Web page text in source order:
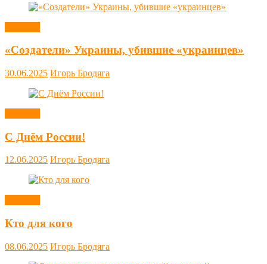
«Создатели» Украины, убившие «украинцев»
30.06.2025 Игорь Бродяга
С Днём России!
12.06.2025 Игорь Бродяга
Кто для кого
08.06.2025 Игорь Бродяга